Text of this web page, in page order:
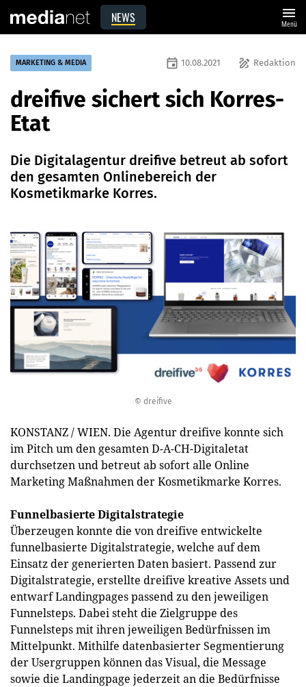
NEWS menu
Menü
© dreifive
MARKETING & MEDIA draw Redaktion
event 10.08.2021
dreifive sichert sich Korres-
Etat
Die Digitalagentur dreifive betreut ab sofort
den gesamten Onlinebereich der
Kosmetikmarke Korres.
KONSTANZ / WIEN. Die Agentur dreifive konnte sich
im Pitch um den gesamten D-A-CH-Digitaletat
durchsetzen und betreut ab sofort alle Online
Marketing Maßnahmen der Kosmetikmarke Korres.
Funnelbasierte Digitalstrategie
Überzeugen konnte die von dreifive entwickelte
funnelbasierte Digitalstrategie, welche auf dem
Einsatz der generierten Daten basiert. Passend zur
Digitalstrategie, erstellte dreifive kreative Assets und
entwarf Landingpages passend zu den jeweiligen
Funnelsteps. Dabei steht die Zielgruppe des
Funnelsteps mit ihren jeweiligen Bedürfnissen im
Mittelpunkt. Mithilfe datenbasierter Segmentierung
der Usergruppen können das Visual, die Message
sowie die Landingpage jederzeit an die Bedürfnisse